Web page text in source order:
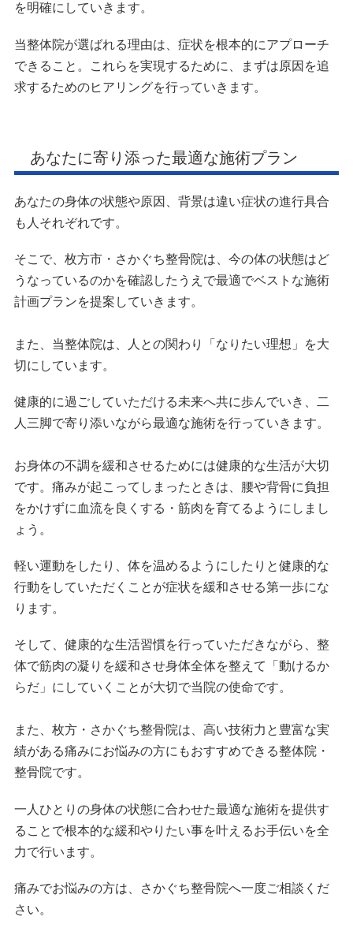
を明確にしていきます。
当整体院が選ばれる理由は、症状を根本的にアプローチ
できること。これらを実現するために、まずは原因を追
求するためのヒアリングを行っていきます。
あなたに寄り添った最適な施術プラン
あなたの身体の状態や原因、背景は違い症状の進行具合
も人それぞれです。
そこで、枚方市・さかぐち整骨院は、今の体の状態はど
うなっているのかを確認したうえで最適でベストな施術
計画プランを提案していきます。
また、当整体院は、人との関わり「なりたい理想」を大
切にしています。
健康的に過ごしていただける未来へ共に歩んでいき、二
人三脚で寄り添いながら最適な施術を行っていきます。
お身体の不調を緩和させるためには健康的な生活が大切
です。痛みが起こってしまったときは、腰や背骨に負担
をかけずに血流を良くする・筋肉を育てるようにしまし
ょう。
軽い運動をしたり、体を温めるようにしたりと健康的な
行動をしていただくことが症状を緩和させる第一歩にな
ります。
そして、健康的な生活習慣を行っていただきながら、整
体で筋肉の凝りを緩和させ身体全体を整えて「動けるか
らだ」にしていくことが大切で当院の使命です。
また、枚方・さかぐち整骨院は、高い技術力と豊富な実
績がある痛みにお悩みの方にもおすすめできる整体院・
整骨院です。
一人ひとりの身体の状態に合わせた最適な施術を提供す
ることで根本的な緩和やりたい事を叶えるお手伝いを全
力で行います。
痛みでお悩みの方は、さかぐち整骨院へ一度ご相談くだ
さい。